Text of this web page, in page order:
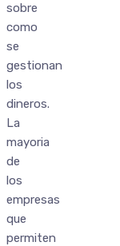
sobre
como
se
gestionan
los
dineros.
La
mayoria
de
los
empresas
que
permiten